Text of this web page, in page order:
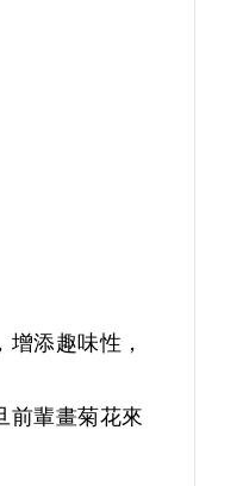
添趣味性，
前輩畫菊花來